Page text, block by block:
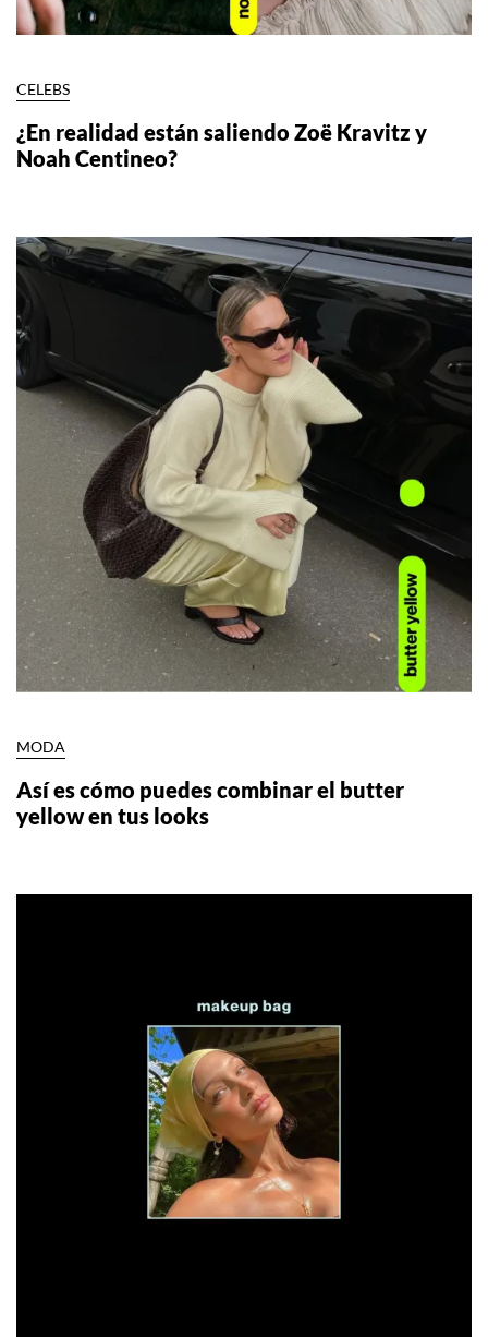
CELEBS
¿En realidad están saliendo Zoë Kravitz y
Noah Centineo?
MODA
Así es cómo puedes combinar el butter
yellow en tus looks